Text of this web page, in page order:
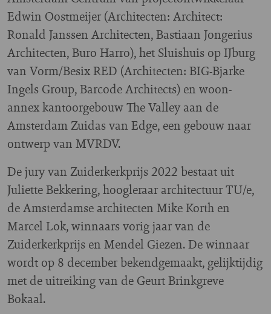
Edwin Oostmeijer (Architecten: Architect:
Ronald Janssen Architecten, Bastiaan Jongerius
Architecten, Buro Harro), het Sluishuis op IJburg
van Vorm/Besix RED (Architecten: BIG-Bjarke
Ingels Group, Barcode Architects) en woon-
annex kantoorgebouw The Valley aan de
Amsterdam Zuidas van Edge, een gebouw naar
ontwerp van MVRDV.
De jury van Zuiderkerkprijs 2022 bestaat uit
Juliette Bekkering, hoogleraar architectuur TU/e,
de Amsterdamse architecten Mike Korth en
Marcel Lok, winnaars vorig jaar van de
Zuiderkerkprijs en Mendel Giezen. De winnaar
wordt op 8 december bekendgemaakt, gelijktijdig
met de uitreiking van de Geurt Brinkgreve
Bokaal.